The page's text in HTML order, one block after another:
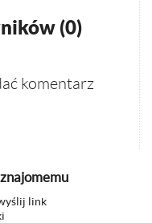
(0)
komentarz
link